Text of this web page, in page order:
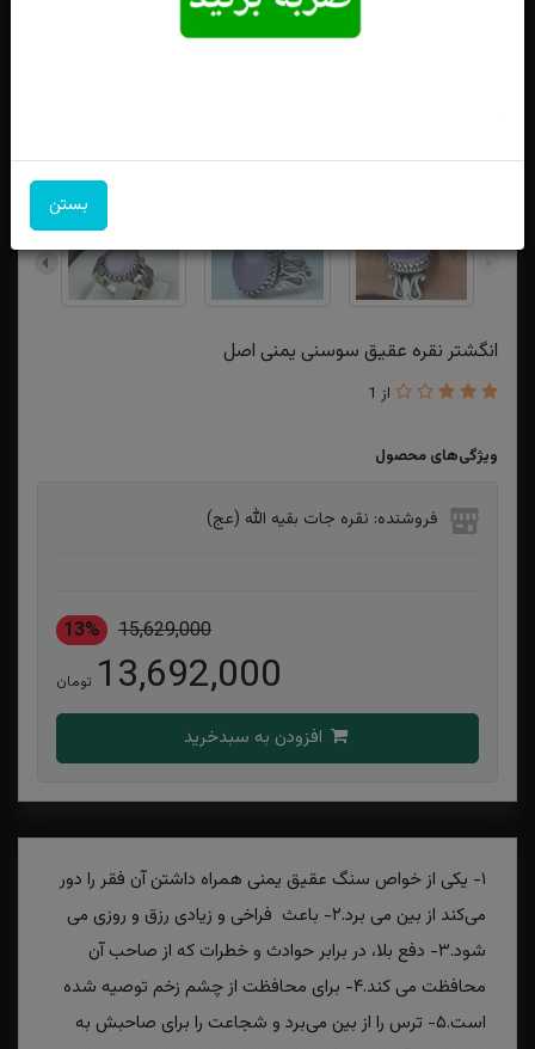
انگشتر نقره عقیق سوسنی یمنی اصل
از 1
ویژگی‌های محصول
فروشنده: نقره جات بقیه الله (عج)
15,629,000
13%
13,692,000 تومان
۱- یکی از خواص سنگ عقیق یمنی همراه داشتن آن فقر را دور
می‌کند از بین می برد.۲- باعث فراخی و زیادی رزق و روزی می
شود.۳- دفع بلا، در برابر حوادث و خطرات که از صاحب آن
محافظت می کند.۴- برای محافظت از چشم زخم توصیه شده
است.۵- ترس را از بین می‌برد و شجاعت را برای صاحبش به
بستن